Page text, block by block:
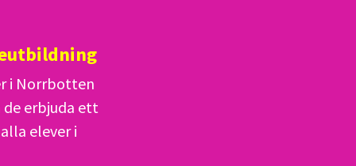
i Norrbotten
de erbjuda ett
elever i